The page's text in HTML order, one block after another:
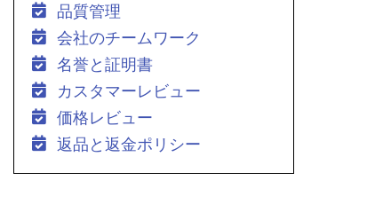
品質管理
会社のチームワーク
名誉と証明書
カスタマーレビュー
価格レビュー
返品と返金ポリシー